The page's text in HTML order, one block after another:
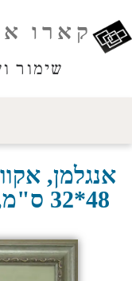
קארו
שימור
אנגלמן,
48*32 ס"מ, עם המסגרת: 72*62.